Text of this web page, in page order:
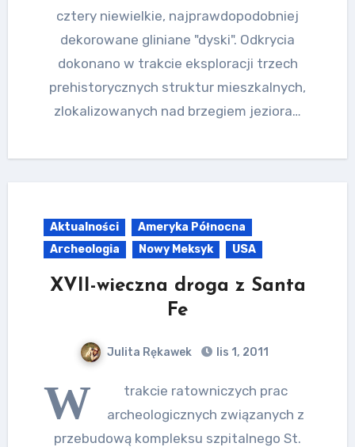
cztery niewielkie, najprawdopodobniej
dekorowane gliniane "dyski". Odkrycia
dokonano w trakcie eksploracji trzech
prehistorycznych struktur mieszkalnych,
zlokalizowanych nad brzegiem jeziora…
Aktualności
Ameryka Północna
Archeologia
Nowy Meksyk USA
XVII-wieczna droga z Santa
Fe
Julita Rękawek lis 1, 2011
W
trakcie ratowniczych prac
archeologicznych związanych z
przebudową kompleksu szpitalnego St.